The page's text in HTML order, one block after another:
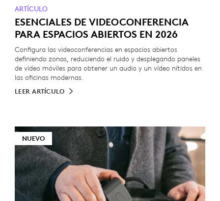
ARTÍCULO
ESENCIALES DE VIDEOCONFERENCIA
PARA ESPACIOS ABIERTOS EN 2026
Configura las videoconferencias en espacios abiertos
definiendo zonas, reduciendo el ruido y desplegando paneles
de vídeo móviles para obtener un audio y un vídeo nítidos en
las oficinas modernas.
LEER ARTÍCULO
NUEVO